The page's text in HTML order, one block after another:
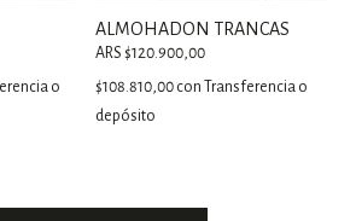
o
ALMOHADON TRANCAS
ARS $120.900,00
$108.810,00 con
Transferencia o
depósito